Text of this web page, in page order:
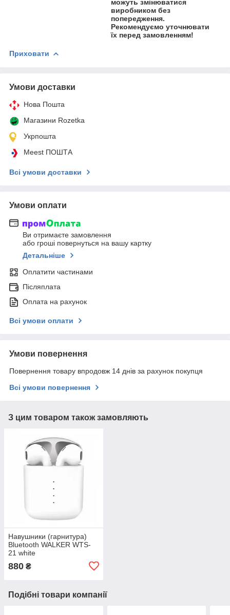
можуть змінюватися
виробником без
попередження.
Рекомендуємо уточнювати
їх перед замовленням!
Приховати
Умови доставки
Нова Пошта
Магазини Rozetka
Укрпошта
Meest ПОШТА
Всі умови доставки
Умови оплати
Ви отримаєте замовлення
або гроші повернуться на вашу картку
Детальніше
Оплатити частинами
Післяплата
Оплата на рахунок
Всі умови оплати
Умови повернення
Повернення товару впродовж 14 днів за рахунок покупця
Всі умови повернення
З цим товаром також замовляють
Навушники (гарнитура)
Bluetooth WALKER WTS-
21 white
880 ₴
Подібні товари компанії